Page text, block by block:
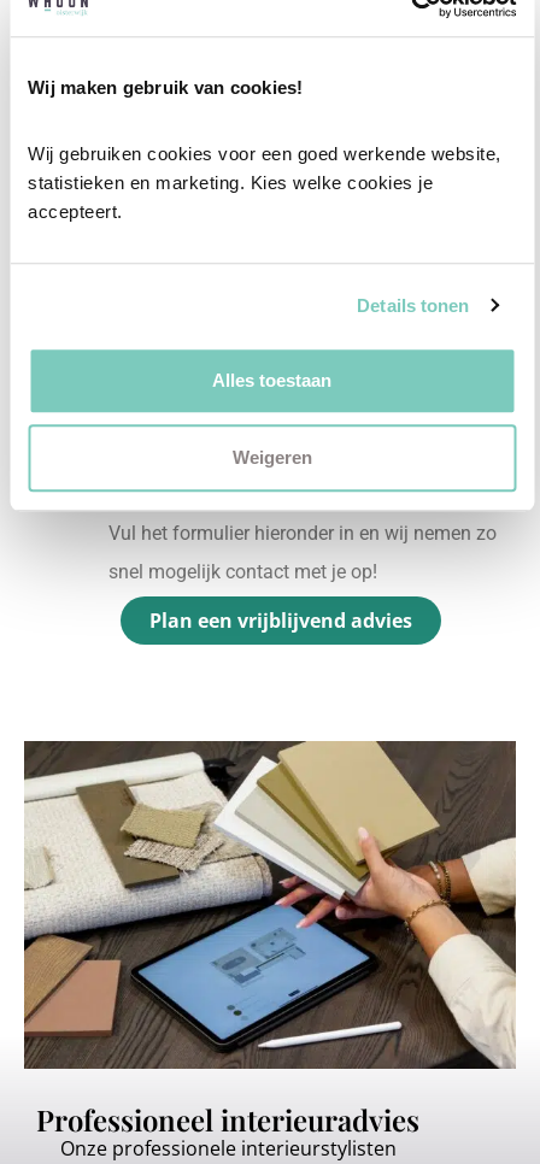
Wij maken gebruik van cookies!
Wij gebruiken cookies voor een goed werkende website,
statistieken en marketing. Kies welke cookies je
accepteert.
Details tonen
Alles toestaan
Weigeren
Professioneel interieuradvies
vanuit jouw wensen en behoeften een
passend interieuradvies.
Ontdek welk advies het beste bij jou past met
een vrijblijvend gesprek in onze showroom.
Vul het formulier hieronder in en wij nemen zo
snel mogelijk contact met je op!
Plan een vrijblijvend advies
Professioneel interieuradvies
Onze professionele interieurstylisten